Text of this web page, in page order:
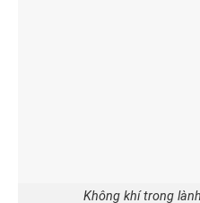
Không khí trong